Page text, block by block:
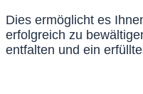
Dies ermöglicht es
erfolgreich zu
entfalten und ein